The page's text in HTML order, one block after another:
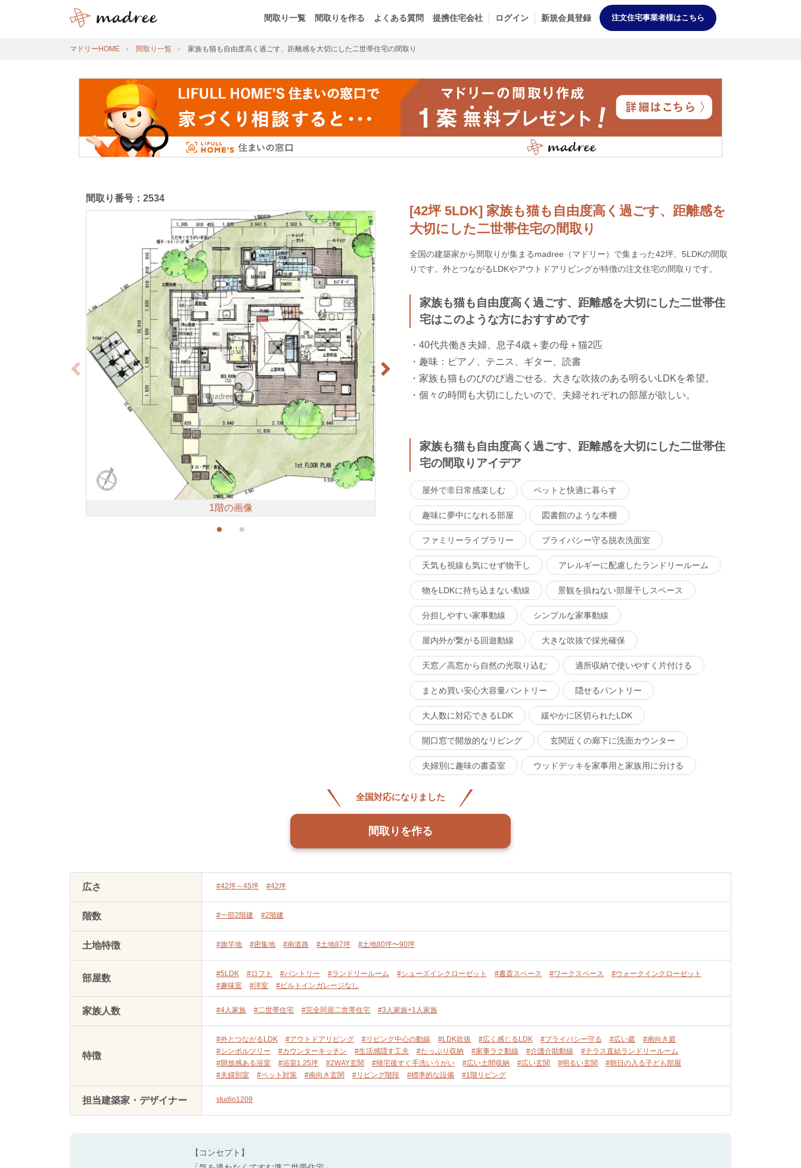
間取り一覧 間取りを作る よくある質問 提携住宅会社 ログイン 新規会員登録 注文住宅事業者様はこちら
マドリーHOME 間取り一覧 家族も猫も自由度高く過ごす、距離感を大切にした二世帯住宅の間取り
[42坪 5LDK] 家族も猫も自由度高く過ごす、距離感を
大切にした二世帯住宅の間取り
全国の建築家から間取りが集まるmadree（マドリー）で集まった42坪、5LDKの間取
りです。外とつながるLDKやアウトドアリビングが特徴の注文住宅の間取りです。
家族も猫も自由度高く過ごす、距離感を大切にした二世帯住
宅はこのような方におすすめです
・40代共働き夫婦、息子4歳＋妻の母＋猫2匹
・趣味：ピアノ、テニス、ギター、読書
・家族も猫ものびのび過ごせる、大きな吹抜のある明るいLDKを希望。
・個々の時間も大切にしたいので、夫婦それぞれの部屋が欲しい。
家族も猫も自由度高く過ごす、距離感を大切にした二世帯住
宅の間取りアイデア
屋外で非日常感楽しむ ペットと快適に暮らす
趣味に夢中になれる部屋 図書館のような本棚
ファミリーライブラリー プライバシー守る脱衣洗面室
天気も視線も気にせず物干し アレルギーに配慮したランドリールーム
物をLDKに持ち込まない動線 景観を損ねない部屋干しスペース
分担しやすい家事動線 シンプルな家事動線
屋内外が繋がる回遊動線 大きな吹抜で採光確保
天窓／高窓から自然の光取り込む 適所収納で使いやすく片付ける
まとめ買い安心大容量パントリー 隠せるパントリー
大人数に対応できるLDK 緩やかに区切られたLDK
開口窓で開放的なリビング 玄関近くの廊下に洗面カウンター
夫婦別に趣味の書斎室 ウッドデッキを家事用と家族用に分ける
間取り番号：2534
1階の画像
全国対応になりました
間取りを作る
広さ #42坪～45坪 #42坪
階数 #一部2階建 #2階建
土地特徴 #旗竿地 #密集地 #南道路 #土地87坪 #土地80坪〜90坪
部屋数 #5LDK #ロフト #パントリー #ランドリールーム #シューズインクローゼット #書斎スペース #ワークスペース
#ウォークインクローゼット
#趣味室
#洋室 #ビルトインガレージなし
家族人数 #4人家族 #二世帯住宅 #完全同居二世帯住宅 #3人家族+1人家族
特徴
#外とつながるLDK #アウトドアリビング #リビング中心の動線 #LDK吹抜 #広く感じるLDK #プライバシー守る #広い庭
#南向き庭
#シンボルツリー
#カウンターキッチン #生活感隠す工夫 #たっぷり収納 #家事ラク動線 #介護介助動線
#テラス直結ランドリールーム
#開放感ある浴室
#浴室1.25坪 #2WAY玄関 #帰宅後すぐ手洗いうがい #広い土間収納 #広い玄関 #明るい玄関
#朝日の入る子ども部屋
#夫婦別室
#ペット対策 #南向き玄関 #リビング階段 #標準的な設備 #1階リビング
担当建築家・デザイナー studio1209
【コンセプト】